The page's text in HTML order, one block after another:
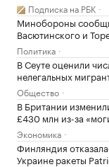
Подписка на РБК
Минобороны
Васютинского и
Политика
В Сеуте оценили
нелегальных
Общество
В Британии
£430 млн из-за
Экономика
Финляндия
Украине ракеты